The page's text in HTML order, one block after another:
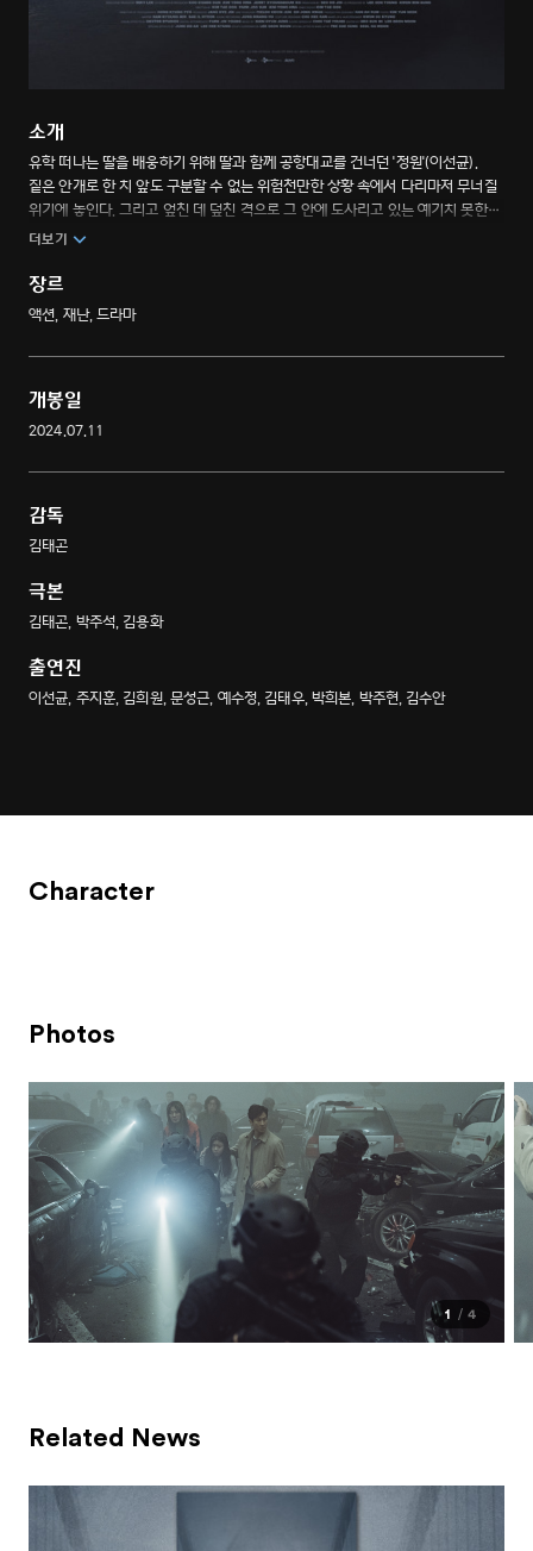
소개
유학 떠나는 딸을 배웅하기 위해 딸과 함께 공항대교를 건너던 '정원'(이선균).
짙은 안개로 한 치 앞도 구분할 수 없는 위험천만한 상황 속에서 다리마저 무너질
위기에 놓인다. 그리고 엎친 데 덮친 격으로 그 안에 도사리고 있는 예기치 못한
위협까지… 연이어 닥치는 재난 속에서 살아남기 위해 고군분투하는 사람들의
더보기
장르
액션, 재난, 드라마
개봉일
2024.07.11
감독
김태곤
극본
김태곤, 박주석, 김용화
출연진
이선균, 주지훈, 김희원, 문성근, 예수정, 김태우, 박희본, 박주현, 김수안
Character
Photos
1 4
Related News